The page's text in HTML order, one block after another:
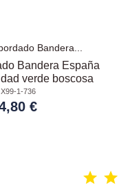
Bandera España
verde boscosa
X99-1-736
€